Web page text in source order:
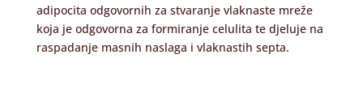
adipocita odgovornih za stvaranje vlaknaste mreže
koja je odgovorna za formiranje celulita te djeluje na
raspadanje masnih naslaga i vlaknastih septa.